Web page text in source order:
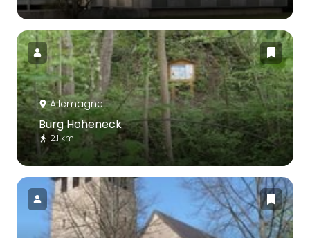
Allemagne
Burg Hoheneck
2.1 km